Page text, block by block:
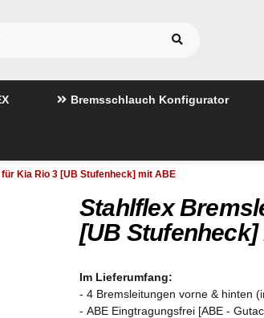
Bremsschlauch Konfigurator
Kia Rio 3 [UB Stufenheck] mit ABE
Stahlflex
[UB Stufenheck]
Im Lieferumfang:
- 4 Bremsleitungen vorne & hinten
- ABE Eingtragungsfrei [ABE -